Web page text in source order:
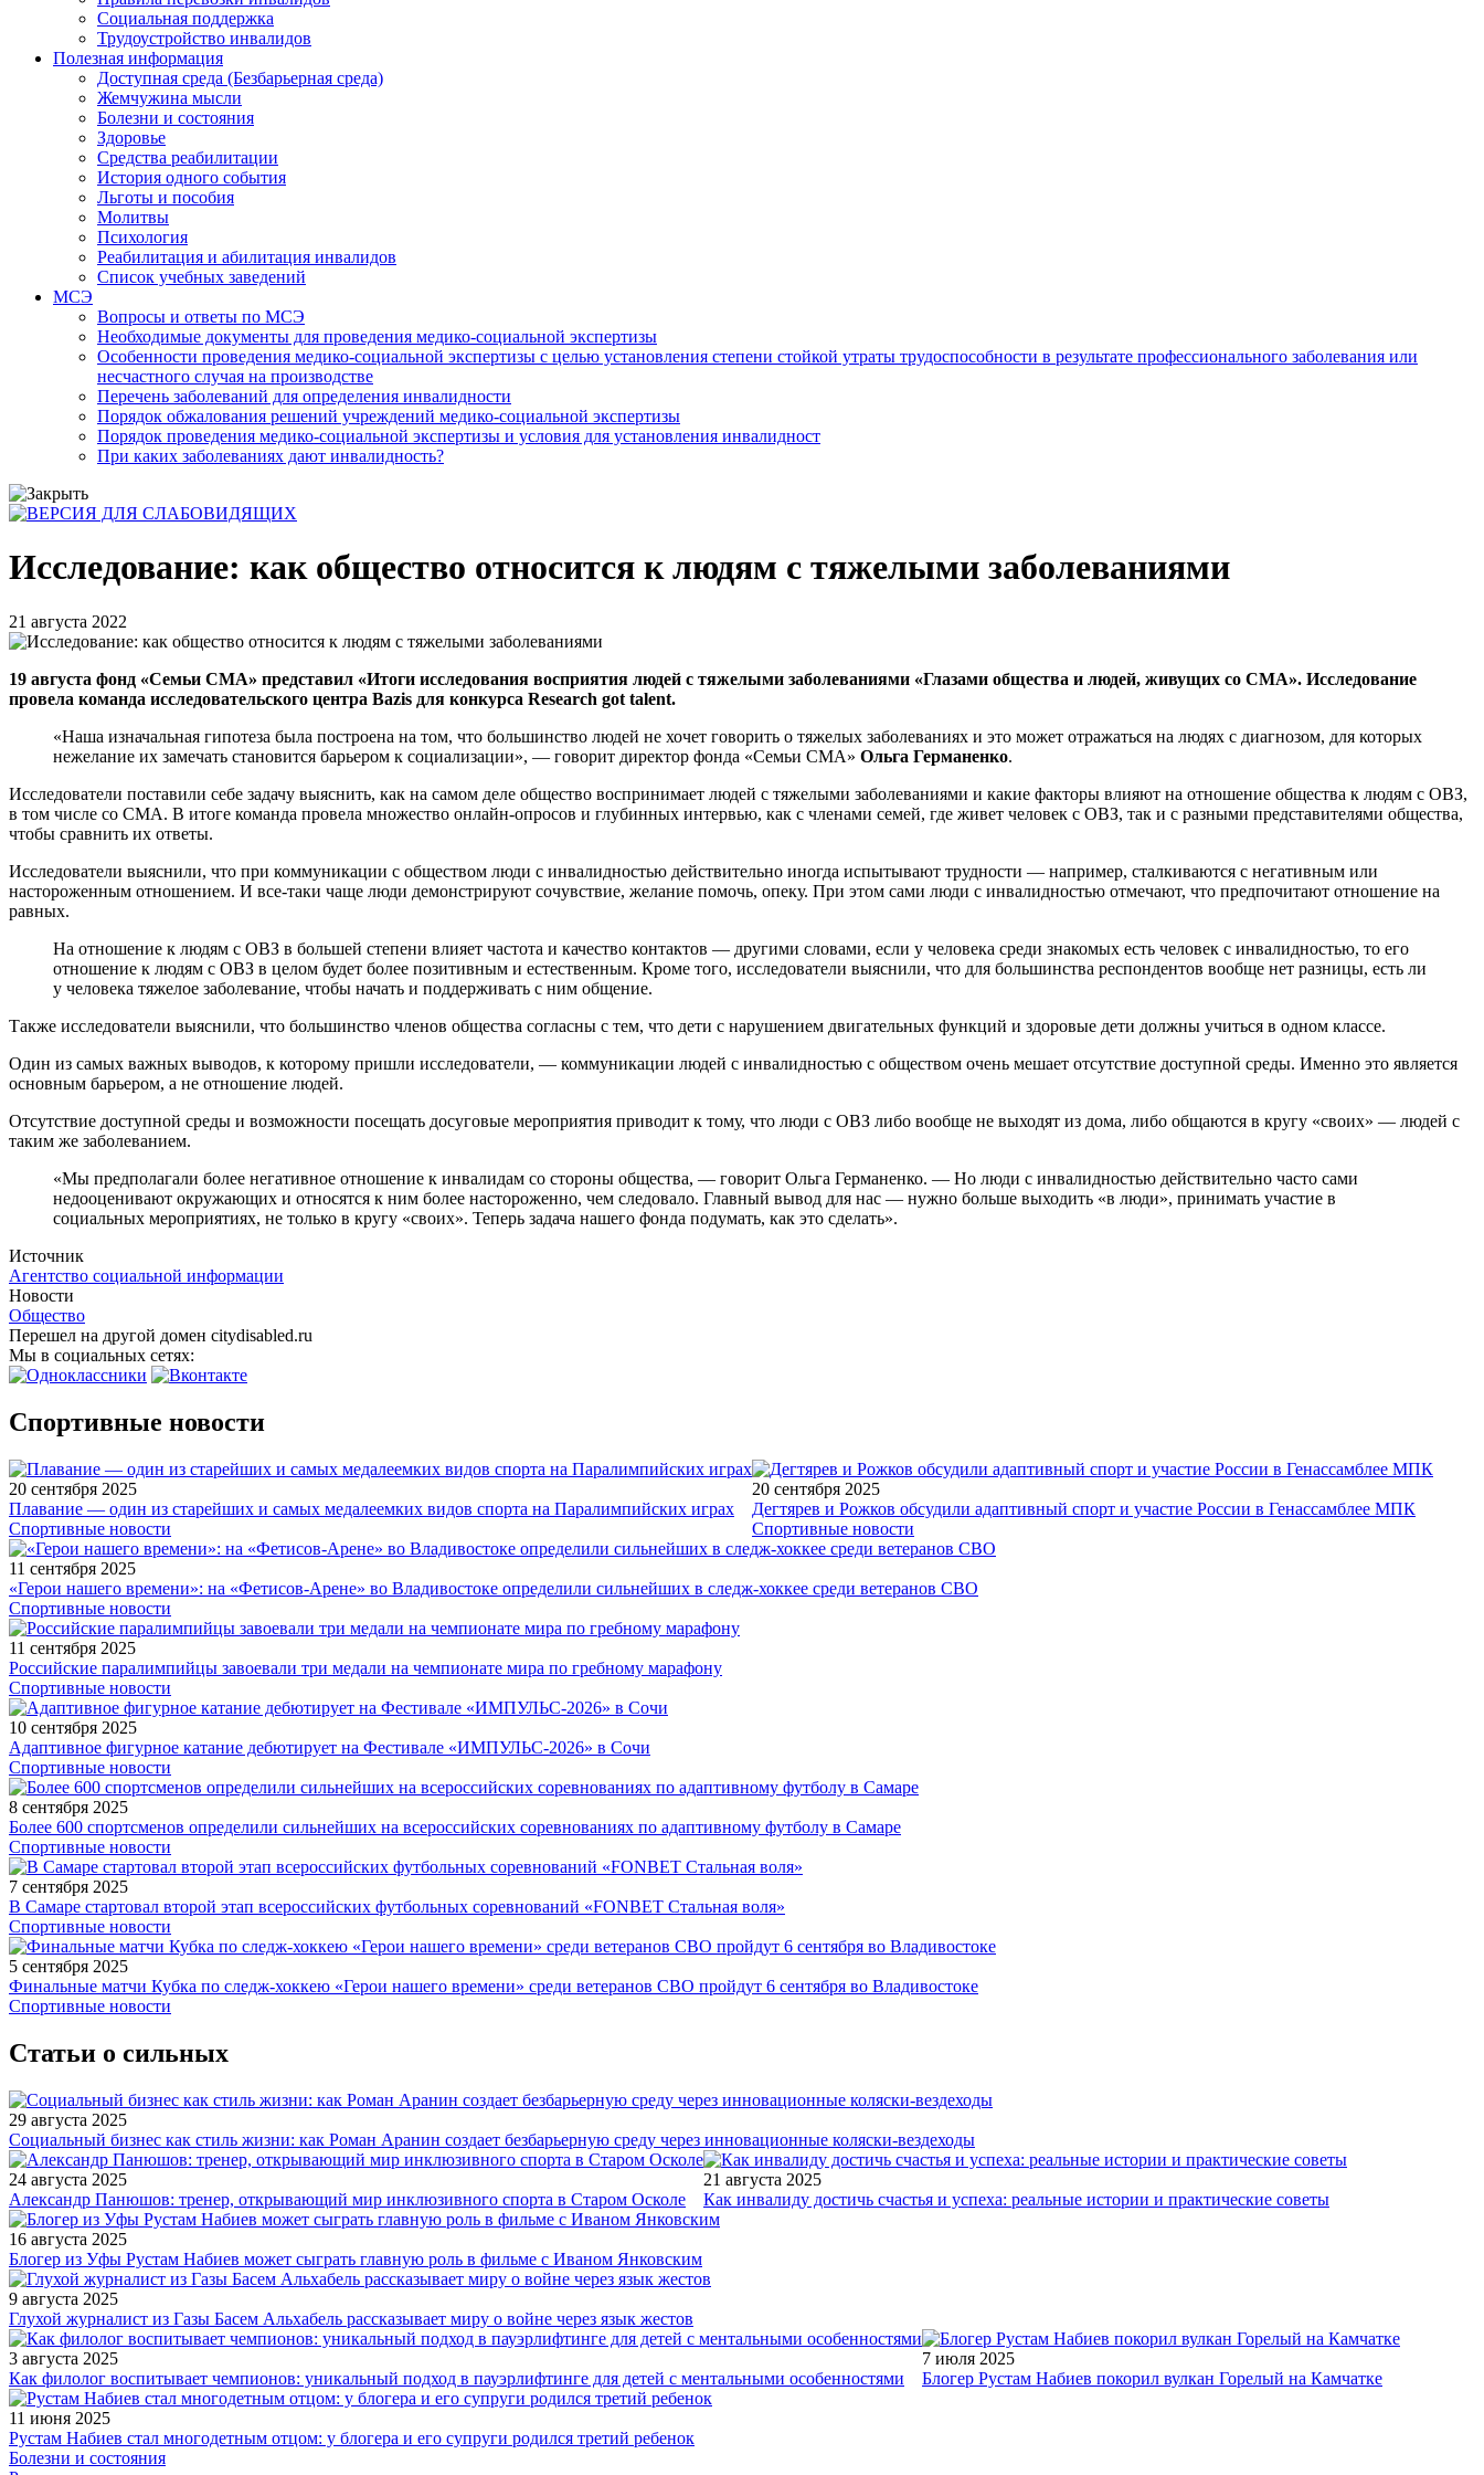
Социальная поддержка
Трудоустройство инвалидов
Полезная информация
Доступная среда (Безбарьерная среда)
Жемчужина мысли
Болезни и состояния
Здоровье
Средства реабилитации
История одного события
Льготы и пособия
Молитвы
Психология
Реабилитация и абилитация инвалидов
Список учебных заведений
МСЭ
Вопросы и ответы по МСЭ
Необходимые документы для проведения медико-социальной экспертизы
Особенности проведения медико-социальной экспертизы с целью установления степени стойкой утраты трудоспособности в результате профессионального заболевания или
несчастного случая на производстве
Перечень заболеваний для определения инвалидности
Порядок обжалования решений учреждений медико-социальной экспертизы
Порядок проведения медико-социальной экспертизы и условия для установления инвалидност
При каких заболеваниях дают инвалидность?
Исследование: как общество относится к людям с тяжелыми заболеваниями
21 августа 2022
19 августа фонд «Семьи СМА» представил «Итоги исследования восприятия людей с тяжелыми заболеваниями «Глазами общества и людей, живущих со СМА». Исследование
провела команда исследовательского центра Bazis для конкурса Research got talent.
«Наша изначальная гипотеза была построена на том, что большинство людей не хочет говорить о тяжелых заболеваниях и это может отражаться на людях с диагнозом, для которых
нежелание их замечать становится барьером к социализации», — говорит директор фонда «Семьи СМА» Ольга Германенко.
Исследователи поставили себе задачу выяснить, как на самом деле общество воспринимает людей с тяжелыми заболеваниями и какие факторы влияют на отношение общества к людям с ОВЗ,
в том числе со СМА. В итоге команда провела множество онлайн-опросов и глубинных интервью, как с членами семей, где живет человек с ОВЗ, так и с разными представителями общества,
чтобы сравнить их ответы.
Исследователи выяснили, что при коммуникации с обществом люди с инвалидностью действительно иногда испытывают трудности — например, сталкиваются с негативным или
настороженным отношением. И все-таки чаще люди демонстрируют сочувствие, желание помочь, опеку. При этом сами люди с инвалидностью отмечают, что предпочитают отношение на
равных.
На отношение к людям с ОВЗ в большей степени влияет частота и качество контактов — другими словами, если у человека среди знакомых есть человек с инвалидностью, то его
отношение к людям с ОВЗ в целом будет более позитивным и естественным. Кроме того, исследователи выяснили, что для большинства респондентов вообще нет разницы, есть ли
у человека тяжелое заболевание, чтобы начать и поддерживать с ним общение.
Также исследователи выяснили, что большинство членов общества согласны с тем, что дети с нарушением двигательных функций и здоровые дети должны учиться в одном классе.
Один из самых важных выводов, к которому пришли исследователи, — коммуникации людей с инвалидностью с обществом очень мешает отсутствие доступной среды. Именно это является
основным барьером, а не отношение людей.
Отсутствие доступной среды и возможности посещать досуговые мероприятия приводит к тому, что люди с ОВЗ либо вообще не выходят из дома, либо общаются в кругу «своих» — людей с
таким же заболеванием.
«Мы предполагали более негативное отношение к инвалидам со стороны общества, — говорит Ольга Германенко. — Но люди с инвалидностью действительно часто сами
недооценивают окружающих и относятся к ним более настороженно, чем следовало. Главный вывод для нас — нужно больше выходить «в люди», принимать участие в
социальных мероприятиях, не только в кругу «своих». Теперь задача нашего фонда подумать, как это сделать».
Источник
Агентство социальной информации
Новости
Общество
Перешел на другой домен citydisabled.ru
Мы в социальных сетях:
Спортивные новости
20 сентября 2025
Плавание — один из старейших и самых медалеемких видов спорта на Паралимпийских играх
Спортивные новости
20 сентября 2025
Дегтярев и Рожков обсудили адаптивный спорт и участие России в Генассамблее МПК
Спортивные новости
11 сентября 2025
«Герои нашего времени»: на «Фетисов-Арене» во Владивостоке определили сильнейших в следж-хоккее среди ветеранов СВО
Спортивные новости
11 сентября 2025
Российские паралимпийцы завоевали три медали на чемпионате мира по гребному марафону
Спортивные новости
10 сентября 2025
Адаптивное фигурное катание дебютирует на Фестивале «ИМПУЛЬС-2026» в Сочи
Спортивные новости
8 сентября 2025
Более 600 спортсменов определили сильнейших на всероссийских соревнованиях по адаптивному футболу в Самаре
Спортивные новости
7 сентября 2025
В Самаре стартовал второй этап всероссийских футбольных соревнований «FONBET Стальная воля»
Спортивные новости
5 сентября 2025
Финальные матчи Кубка по следж-хоккею «Герои нашего времени» среди ветеранов СВО пройдут 6 сентября во Владивостоке
Спортивные новости
Статьи о сильных
29 августа 2025
Социальный бизнес как стиль жизни: как Роман Аранин создает безбарьерную среду через инновационные коляски-вездеходы
24 августа 2025
Александр Панюшов: тренер, открывающий мир инклюзивного спорта в Старом Осколе
21 августа 2025
Как инвалиду достичь счастья и успеха: реальные истории и практические советы
16 августа 2025
Блогер из Уфы Рустам Набиев может сыграть главную роль в фильме с Иваном Янковским
9 августа 2025
Глухой журналист из Газы Басем Альхабель рассказывает миру о войне через язык жестов
3 августа 2025
Как филолог воспитывает чемпионов: уникальный подход в пауэрлифтинге для детей с ментальными особенностями
7 июля 2025
Блогер Рустам Набиев покорил вулкан Горелый на Камчатке
11 июня 2025
Рустам Набиев стал многодетным отцом: у блогера и его супруги родился третий ребенок
Болезни и состояния